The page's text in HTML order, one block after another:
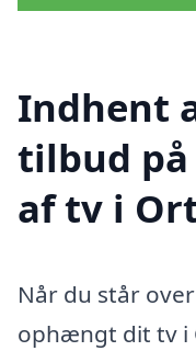
Indhent
tilbud
af tv i
Når du står
ophængt dit tv i